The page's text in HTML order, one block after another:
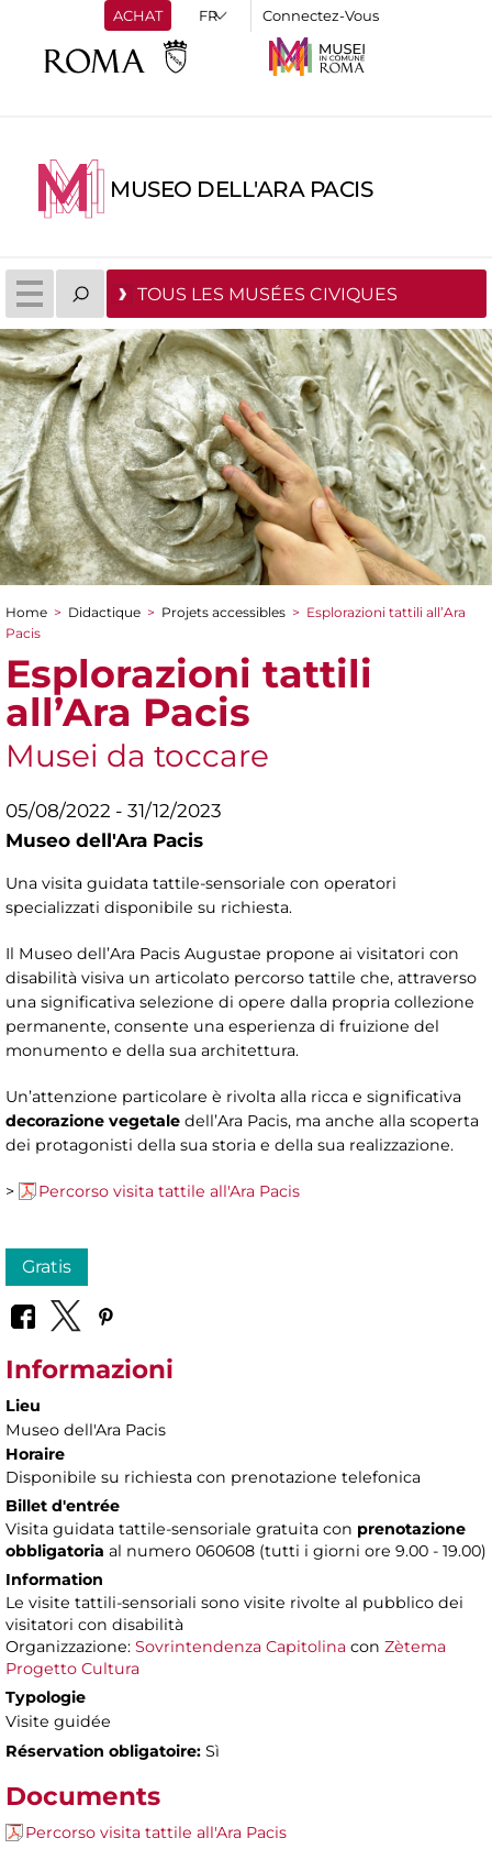
ACHAT Connectez-Vous
MUSEO DELL'ARA PACIS
TOUS LES MUSÉES CIVIQUES
You are here
Home > Didactique > Projets accessibles > Esplorazioni tattili all’Ara
Pacis
Esplorazioni tattili
all’Ara Pacis
Musei da toccare
05/08/2022 - 31/12/2023
Museo dell'Ara Pacis
Una visita guidata tattile-sensoriale con operatori
specializzati disponibile su richiesta.
Il Museo dell’Ara Pacis Augustae propone ai visitatori con
disabilità visiva un articolato percorso tattile che, attraverso
una significativa selezione di opere dalla propria collezione
permanente, consente una esperienza di fruizione del
monumento e della sua architettura.
Un’attenzione particolare è rivolta alla ricca e significativa
decorazione vegetale dell’Ara Pacis, ma anche alla scoperta
dei protagonisti della sua storia e della sua realizzazione.
> Percorso visita tattile all'Ara Pacis
Gratis
Informazioni
Lieu
Museo dell'Ara Pacis
Horaire
Disponibile su richiesta con prenotazione telefonica
Billet d'entrée
Visita guidata tattile-sensoriale gratuita con prenotazione
obbligatoria al numero 060608 (tutti i giorni ore 9.00 - 19.00)
Information
Le visite tattili-sensoriali sono visite rivolte al pubblico dei
visitatori con disabilità
Organizzazione: Sovrintendenza Capitolina con Zètema
Progetto Cultura
Typologie
Visite guidée
Réservation obligatoire: Sì
Documents
Percorso visita tattile all'Ara Pacis